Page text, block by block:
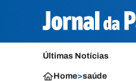
Últimas Notícias
Home>saúde